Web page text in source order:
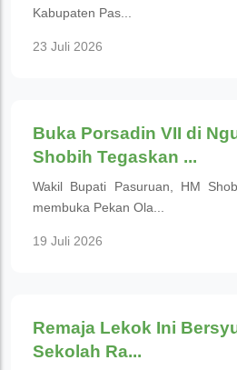
Kabupaten Pas...
23 Juli 2026
Buka Porsadin VII di
Shobih Tegaskan ...
Wakil Bupati Pasuruan, HM
membuka Pekan Ola...
19 Juli 2026
Remaja Lekok Ini
Sekolah Ra...